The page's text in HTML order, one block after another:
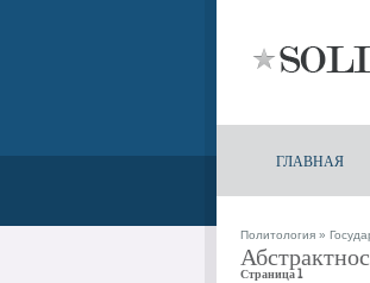
ГЛАВНАЯ
Политология »
Страница 1